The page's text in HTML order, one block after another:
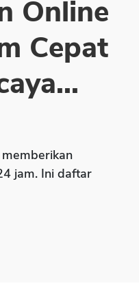
Online
Cepat
jam. Ini daftar